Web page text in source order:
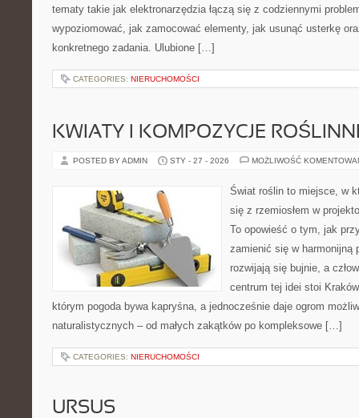
tematy takie jak elektronarzędzia łączą się z codziennymi
wypoziomować, jak zamocować elementy, jak usunąć usterkę
konkretnego zadania. Ulubione […]
CATEGORIES: NIERUCHOMOŚCI
KWIATY I KOMPOZYCJE
POSTED BY ADMIN STY - 27 - 2026 MOŻLIWOŚĆ
Świat roślin to miejsce, w
się z rzemiosłem w
To opowieść o tym, jak
zamienić się w harmonijną
rozwijają się bujnie, a
centrum tej idei stoi
którym pogoda bywa kapryśna, a jednocześnie daje ogrom
naturalistycznych – od małych zakątków po kompleksowe […]
CATEGORIES: NIERUCHOMOŚCI
URSUS